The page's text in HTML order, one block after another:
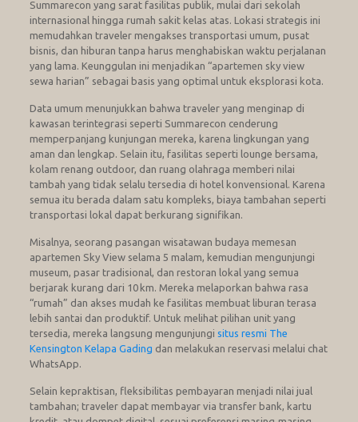
Summarecon yang sarat fasilitas publik, mulai dari sekolah
internasional hingga rumah sakit kelas atas. Lokasi strategis ini
memudahkan traveler mengakses transportasi umum, pusat
bisnis, dan hiburan tanpa harus menghabiskan waktu perjalanan
yang lama. Keunggulan ini menjadikan “apartemen sky view
sewa harian” sebagai basis yang optimal untuk eksplorasi kota.
Data umum menunjukkan bahwa traveler yang menginap di
kawasan terintegrasi seperti Summarecon cenderung
memperpanjang kunjungan mereka, karena lingkungan yang
aman dan lengkap. Selain itu, fasilitas seperti lounge bersama,
kolam renang outdoor, dan ruang olahraga memberi nilai
tambah yang tidak selalu tersedia di hotel konvensional. Karena
semua itu berada dalam satu kompleks, biaya tambahan seperti
transportasi lokal dapat berkurang signifikan.
Misalnya, seorang pasangan wisatawan budaya memesan
apartemen Sky View selama 5 malam, kemudian mengunjungi
museum, pasar tradisional, dan restoran lokal yang semua
berjarak kurang dari 10 km. Mereka melaporkan bahwa rasa
“rumah” dan akses mudah ke fasilitas membuat liburan terasa
lebih santai dan produktif. Untuk melihat pilihan unit yang
tersedia, mereka langsung mengunjungi situs resmi The
Kensington Kelapa Gading dan melakukan reservasi melalui chat
WhatsApp.
Selain kepraktisan, fleksibilitas pembayaran menjadi nilai jual
tambahan; traveler dapat membayar via transfer bank, kartu